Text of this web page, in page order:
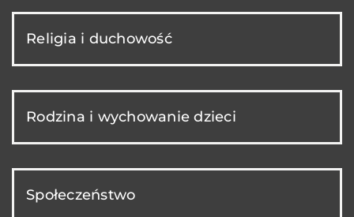
Religia i duchowość
Rodzina i wychowanie dzieci
Społeczeństwo